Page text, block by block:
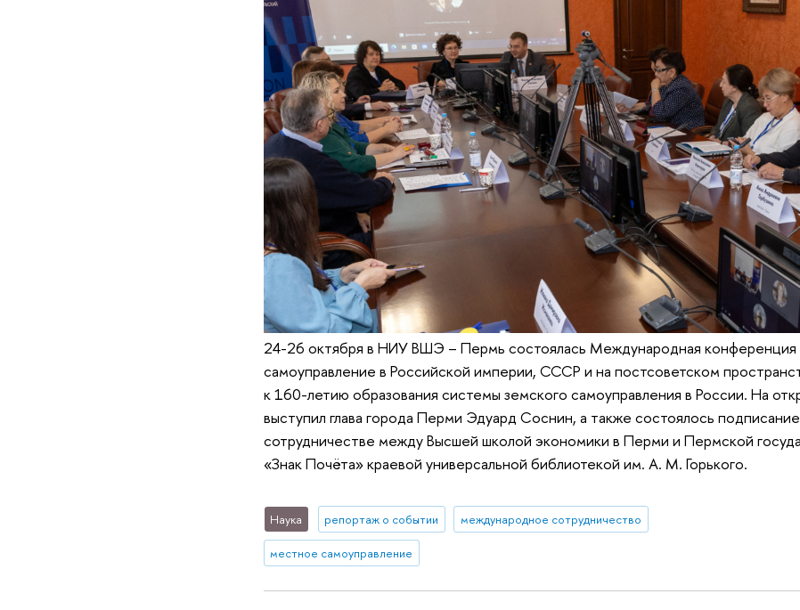
24-26 октября в НИУ ВШЭ – Пермь состоялась Международная
самоуправление в Российской империи, СССР и на постсоветском
к 160-летию образования системы земского самоуправления в России. На
выступил глава города Перми Эдуард Соснин, а также состоялось
сотрудничестве между Высшей школой экономики в Перми и Пермской
«Знак Почёта» краевой универсальной библиотекой им. А. М. Горького.
Наука репортаж о событии международное сотрудничество
местное самоуправление